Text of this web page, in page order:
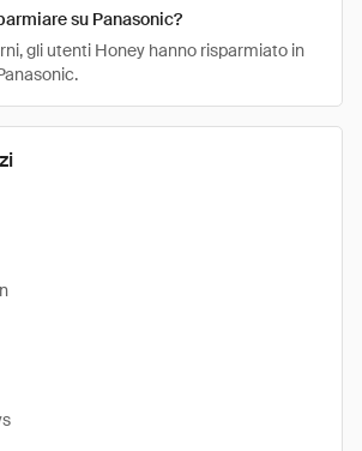
su Panasonic?
gli utenti Honey hanno risparmiato in